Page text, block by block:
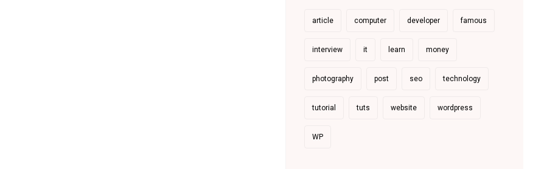
article computer developer famous
interview it learn money
photography post seo technology
tutorial tuts website wordpress
WP